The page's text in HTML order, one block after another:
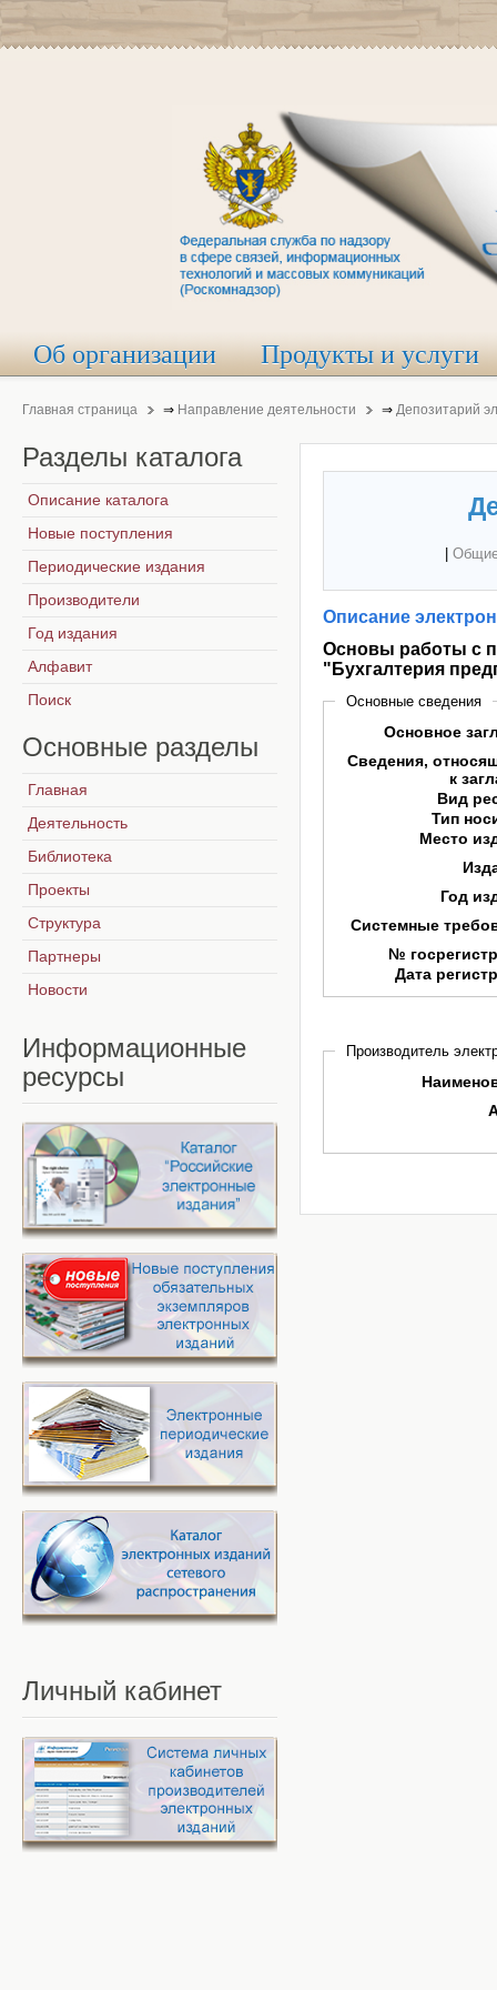
Об организации Продукты и услуги
Главная страница ⇒ Направление деятельности ⇒ Депозитарий
Описание
Основы работы с
"Бухгалтерия
Основные сведения
Основное
Сведения,
к
Вид
Тип
Место
Год
Системные
№
Дата
Производитель
Разделы каталога
Описание каталога
Новые поступления
Периодические издания
Производители
Год издания
Алфавит
Поиск
Основные разделы
Главная
Деятельность
Библиотека
Проекты
Структура
Партнеры
Новости
Информационные
ресурсы
Личный кабинет